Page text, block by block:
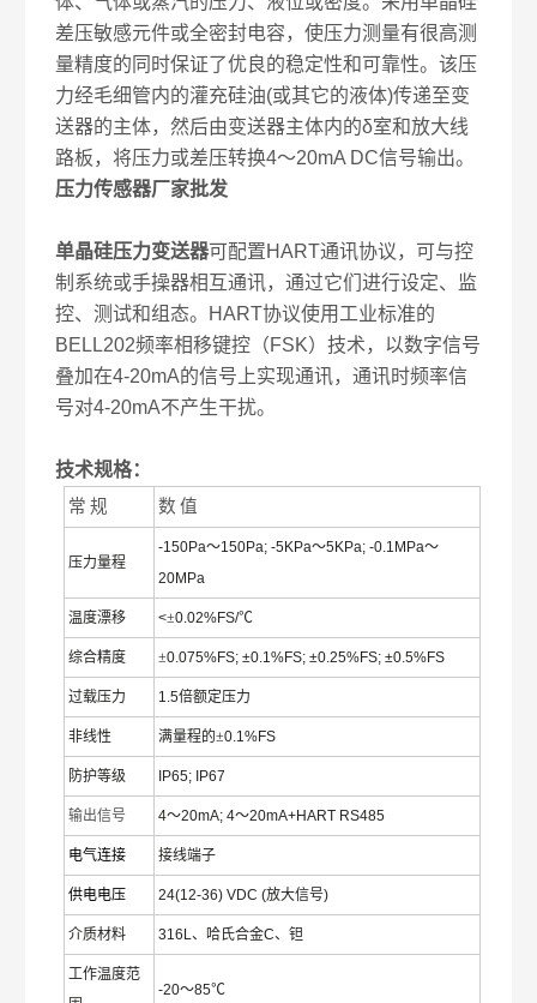
差压敏感元件或全密封电容，使压力测量有很高测
量精度的同时保证了优良的稳定性和可靠性。该压
力经毛细管内的灌充硅油(或其它的液体)传递至变
送器的主体，然后由变送器主体内的δ室和放大线
路板，将压力或差压转换4～20mA DC信号输出。
压力传感器厂家批发
单晶硅压力变送器可配置HART通讯协议，可与控
制系统或手操器相互通讯，通过它们进行设定、监
控、测试和组态。HART协议使用工业标准的
BELL202频率相移键控（FSK）技术，以数字信号
叠加在4-20mA的信号上实现通讯，通讯时频率信
号对4-20mA不产生干扰。
技术规格：
常 规 数 值
压力量程
-150Pa～150Pa; -5KPa～5KPa; -0.1MPa～
20MPa
温度漂移 <±0.02%FS/℃
综合精度 ±0.075%FS; ±0.1%FS; ±0.25%FS; ±0.5%FS
过载压力 1.5倍额定压力
非线性 满量程的±0.1%FS
防护等级 IP65; IP67
输出信号 4～20mA; 4～20mA+HART RS485
电气连接 接线端子
供电电压 24(12-36) VDC (放大信号)
介质材料 316L、哈氏合金C、钽
工作温度范
-20～85℃